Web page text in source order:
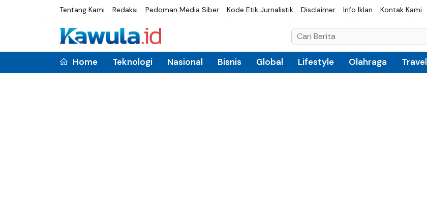
Tentang Kami Redaksi Pedoman Media Siber Kode Etik Jurnalistik Disclaimer Info Iklan Kontak Kami
Home Teknologi Nasional Bisnis Global Lifestyle Olahraga Travel